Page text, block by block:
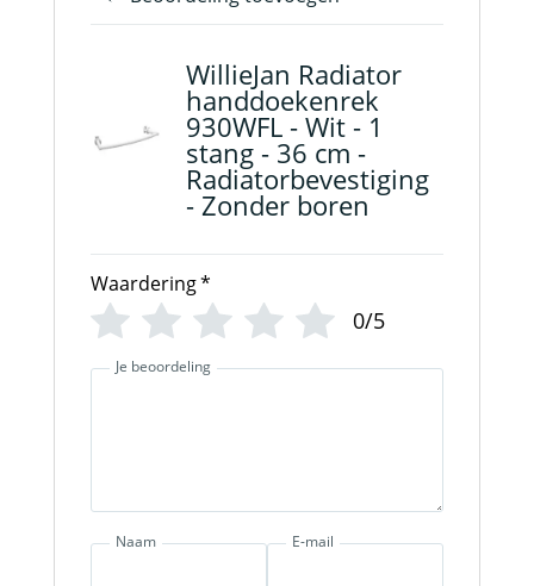
WillieJan Radiator
handdoekenrek
930WFL - Wit - 1
stang - 36 cm -
Radiatorbevestiging
- Zonder boren
Waardering*
0/5
Je beoordeling
Naam E-mail